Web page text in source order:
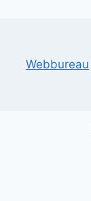
Webbureau